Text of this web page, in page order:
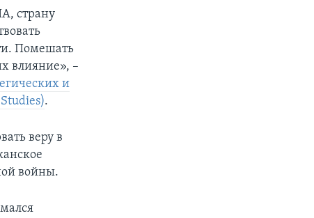
страну
Помешать
влияние», –
и
.
веру в
войны.